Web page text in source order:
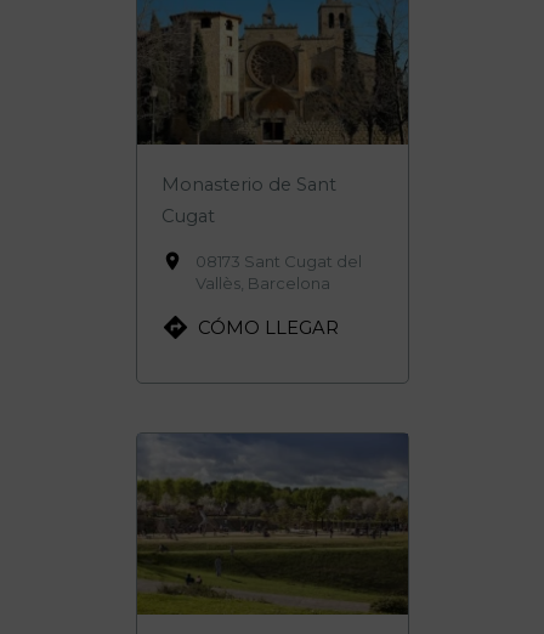
Monasterio de Sant
Cugat

08173 Sant Cugat del
Vallès, Barcelona
 CÓMO LLEGAR